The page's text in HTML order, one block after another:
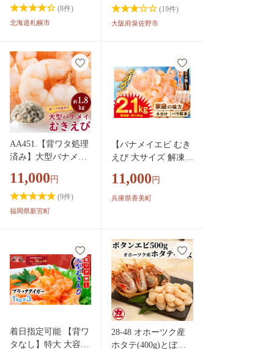
大むきえび 下処理不
要 高評価 5Lサイズ
5Lサイズ 冷凍 お弁
当 おかず 使いやす
い お取り寄せ バナ
メイエビ 魚介類 海
老 冷凍えび 北海道
札幌市
(8件)
北海道札幌市
揃い バナメイエビ バ
ラ凍結】 G4142
(19件)
大阪府泉佐野市
AA451.【背ワタ処理
済み】大型バナメイ
パック）
11,000 円
(9件)
福岡県新宮町
【バナメイエビ むき
えび 大サイズ 解凍前
g（700g×3袋）冷凍】
バラ凍結 えび むきえ
エビ 剥き 海鮮丼 エ
ビチリ シュリンプ 大
人気 おすすめ イチオ
シ 魚介 手軽 便利 兵
庫県 香美町 香住 マ
ルカツ水産 88-01
11,000 円
兵庫県香美町
着日指定可能 【背ワ
タなし】特大 大容量
28-48 オホーツク産
ホタテ(400g)とぼた